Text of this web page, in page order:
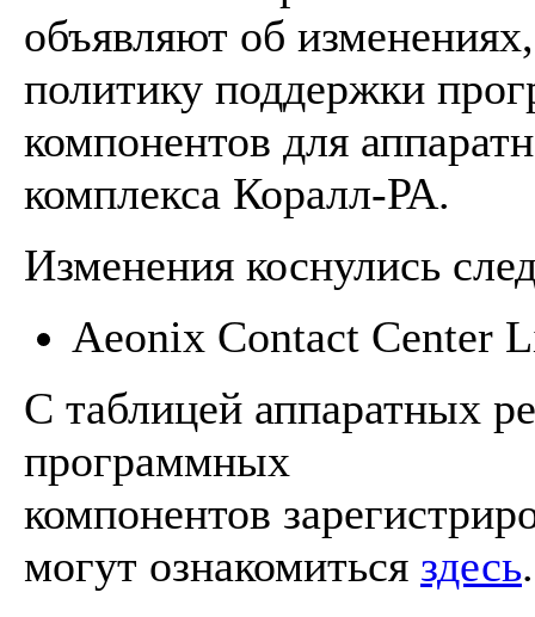
объявляют об
политику поддержки
компонентов для
комплекса Коралл-РА.
Изменения коснулись
Aeonix Contact Center
C таблицей аппаратных
программных
компонентов
могут ознакомиться здесь.